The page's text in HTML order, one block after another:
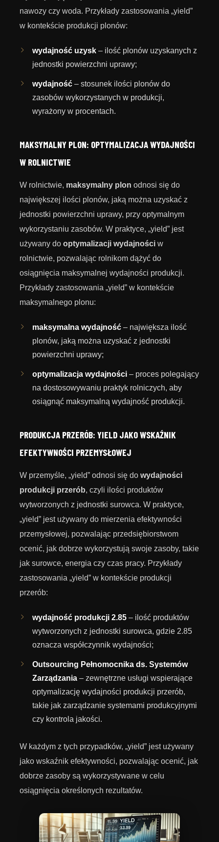
nawozy czy woda. Przykłady zastosowania „yield”
w kontekście produkcji plonów:
wydajność uzysk – ilość plonów uzyskanych z
jednostki powierzchni uprawy;
wydajność – stosunek ilości plonów do
zasobów wykorzystanych w produkcji,
wyrażony w procentach.
MAKSYMALNY PLON: OPTYMALIZACJA WYDAJNOŚCI
W ROLNICTWIE
W rolnictwie, maksymalny plon odnosi się do
największej ilości plonów, jaką można uzyskać z
jednostki powierzchni uprawy, przy optymalnym
wykorzystaniu zasobów. W praktyce, „yield” jest
używany do optymalizacji wydajności w
rolnictwie, pozwalając rolnikom dążyć do
osiągnięcia maksymalnej wydajności produkcji.
Przykłady zastosowania „yield” w kontekście
maksymalnego plonu:
maksymalna wydajność – największa ilość
plonów, jaką można uzyskać z jednostki
powierzchni uprawy;
optymalizacja wydajności – proces polegający
na dostosowywaniu praktyk rolniczych, aby
osiągnąć maksymalną wydajność produkcji.
PRODUKCJA PRZERÓB: YIELD JAKO WSKAŹNIK
EFEKTYWNOŚCI PRZEMYSŁOWEJ
W przemyśle, „yield” odnosi się do wydajności
produkcji przerób, czyli ilości produktów
wytworzonych z jednostki surowca. W praktyce,
„yield” jest używany do mierzenia efektywności
przemysłowej, pozwalając przedsiębiorstwom
ocenić, jak dobrze wykorzystują swoje zasoby, takie
jak surowce, energia czy czas pracy. Przykłady
zastosowania „yield” w kontekście produkcji
przerób:
wydajność produkcji 2.85 – ilość produktów
wytworzonych z jednostki surowca, gdzie 2.85
oznacza współczynnik wydajności;
Outsourcing Pełnomocnika ds. Systemów
Zarządzania – zewnętrzne usługi wspierające
optymalizację wydajności produkcji przerób,
takie jak zarządzanie systemami produkcyjnymi
czy kontrola jakości.
W każdym z tych przypadków, „yield” jest używany
jako wskaźnik efektywności, pozwalając ocenić, jak
dobrze zasoby są wykorzystywane w celu
osiągnięcia określonych rezultatów.